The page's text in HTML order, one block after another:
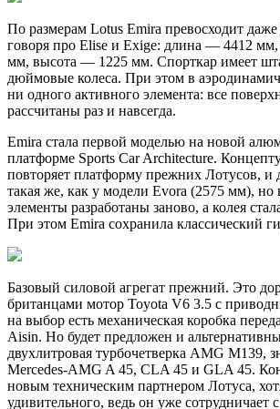
По размерам Lotus Emira превосходит
говоря про Elise и Exige: длина — 4412
мм, высота — 1225 мм. Спорткар имеет
дюймовые колеса. При этом в
ни одного активного элемента: все
рассчитаны раз и навсегда.
Emira стала первой моделью на новой
платформе Sports Car Architecture.
повторяет платформу прежних Лотусов, и
такая же, как у модели Evora (2575 мм), но
элементы разработаны заново, а колея
При этом Emira сохранила классический
Базовый силовой агрегат прежний. Это
британцами мотор Toyota V6 3.5 с
на выбор есть механическая коробка
Aisin. Но будет предложен и
двухлитровая турбочетверка AMG M139,
Mercedes-AMG A 45, CLA 45 и GLA 45.
новым техническим партнером Лотуса,
удивительного, ведь он уже сотрудничает